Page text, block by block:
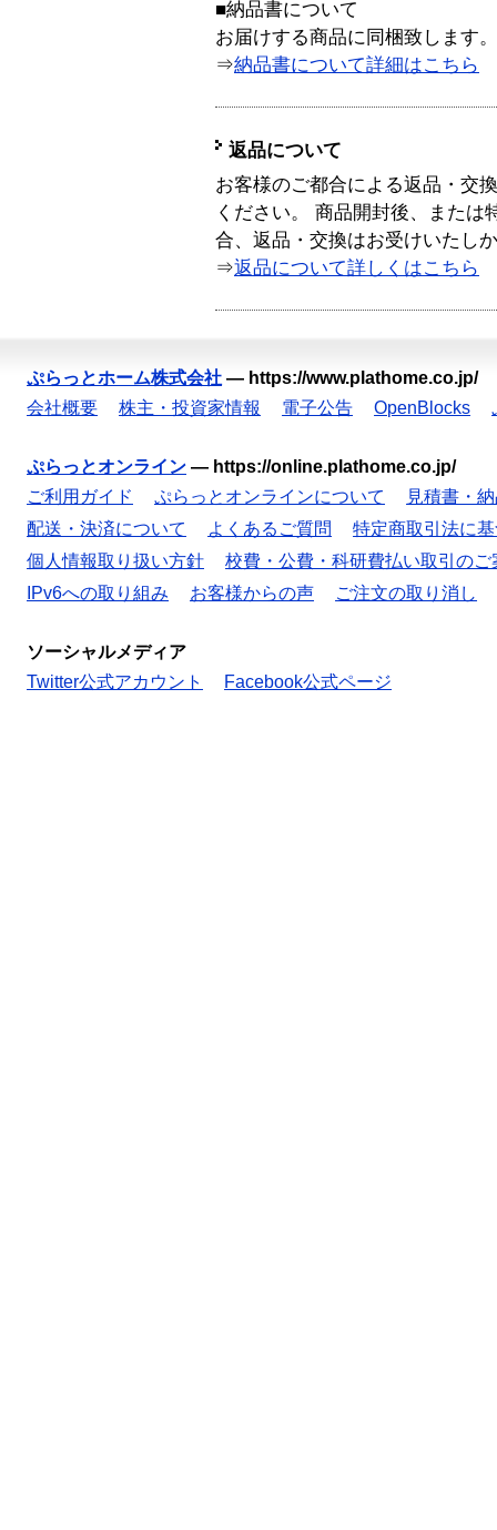
■納品書について
お届けする商品に同梱致します。
⇒納品書について詳細はこちら
返品について
お客様のご都合による返品・交
ください。 商品開封後、または
合、返品・交換はお受けいたし
⇒返品について詳しくはこちら
ぷらっとホーム株式会社 — https://www.plathome.co.jp/
会社概要
株主・投資家情報 電子公告 OpenBlocks
ぷらっとオンライン — https://online.plathome.co.jp/
ご利用ガイド
ぷらっとオンラインについて
見積書・
配送・決済について
よくあるご質問
特定商取引法に
個人情報取り扱い方針
校費・公費・科研費払い取引のご
IPv6への取り組み
お客様からの声 ご注文の取り消し
ソーシャルメディア
Twitter公式アカウント
Facebook公式ページ